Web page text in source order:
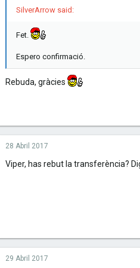
SilverArrow said:
Fet.
Espero confirmació.
Rebuda, gràcies
28 Abril 2017
Viper, has rebut la transferència?
29 Abril 2017